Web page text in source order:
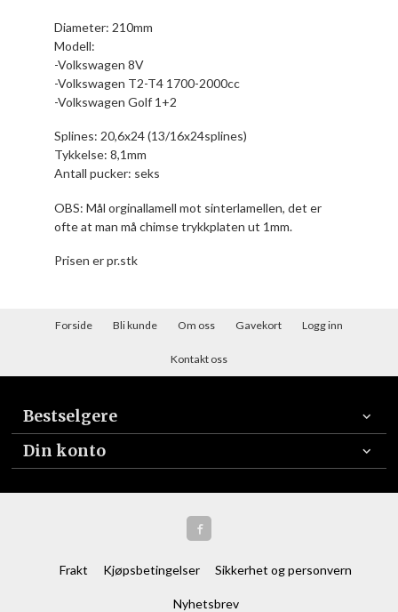
Diameter: 210mm
Modell:
-Volkswagen 8V
-Volkswagen T2-T4 1700-2000cc
-Volkswagen Golf 1+2
Splines: 20,6x24 (13/16x24splines)
Tykkelse: 8,1mm
Antall pucker: seks
OBS: Mål orginallamell mot sinterlamellen, det er
ofte at man må chimse trykkplaten ut 1mm.
Prisen er pr.stk
Forside Bli kunde Om oss Gavekort Logg inn
Kontakt oss
Bestselgere
Din konto
Frakt Kjøpsbetingelser Sikkerhet og personvern
Nyhetsbrev